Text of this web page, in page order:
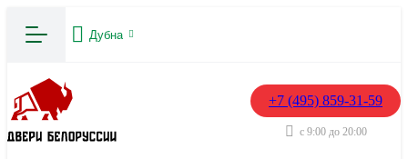
Дубна
+7 (495) 859-31-59
с 9:00 до 20:00